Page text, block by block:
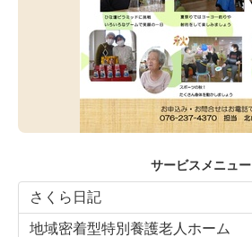
サービスメニュー
さくら日記
地域密着型特別養護老人ホーム